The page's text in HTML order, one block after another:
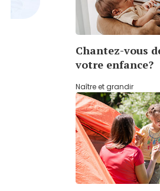
Chantez-vous
votre enfance?
Naître et grandir